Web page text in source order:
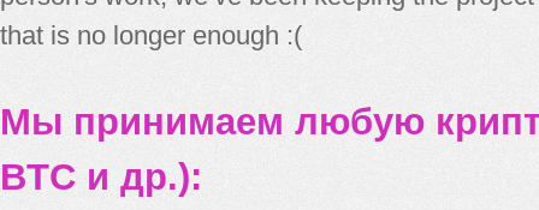
that is no longer enough :(
Мы принимаем любую
BTC и др.):